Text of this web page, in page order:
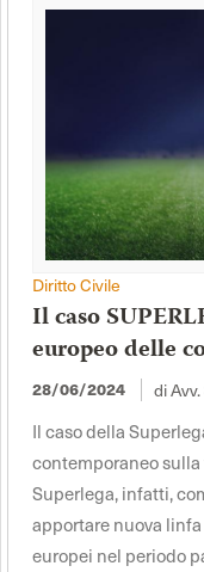
Diritto Civile
Il caso
europeo delle
28/06/2024 di
Il caso della
contemporaneo
Superlega, infatti,
apportare nuova
europei nel periodo